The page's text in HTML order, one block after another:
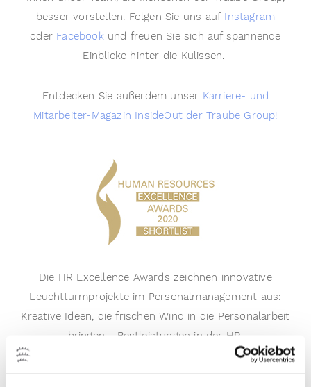
besser vorstellen. Folgen Sie uns auf Instagram
oder Facebookund freuen Sie sich auf spannende
Einblicke hinter die Kulissen.
Entdecken Sie außerdem unser Karriere- und
Mitarbeiter-Magazin InsideOut der Traube Group!
Die HR Excellence Awards zeichnen innovative
Leuchtturmprojekte im Personalmanagement aus:
Kreative Ideen, die frischen Wind in die Personalarbeit
bringen - Bestleistungen in der HR.
Daher freuen wir uns umso mehr, dass unsere